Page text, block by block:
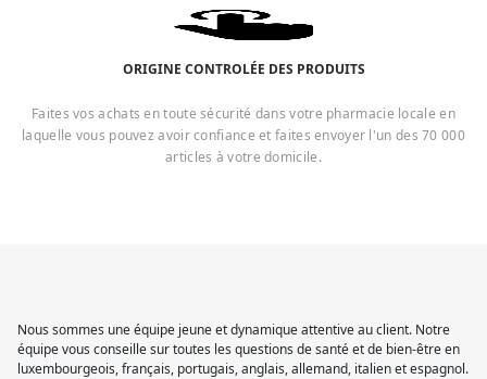
ORIGINE CONTROLÉE DES PRODUITS
Faites vos achats en toute sécurité dans votre pharmacie locale en
laquelle vous pouvez avoir confiance et faites envoyer l'un des 70 000
articles à votre domicile.
Nous sommes une équipe jeune et dynamique attentive au client. Notre
équipe vous conseille sur toutes les questions de santé et de bien-être en
luxembourgeois, français, portugais, anglais, allemand, italien et espagnol.